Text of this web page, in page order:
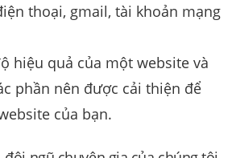
thoại, gmail, tài khoản mạng
hiệu quả của một website và
phần nên được cải thiện để
của bạn.